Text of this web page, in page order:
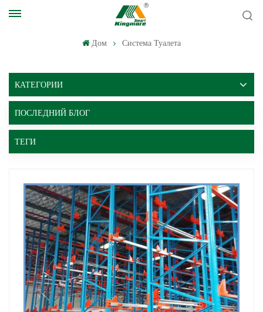
Дом Система Туалета
КАТЕГОРИИ
ПОСЛЕДНИЙ БЛОГ
ТЕГИ